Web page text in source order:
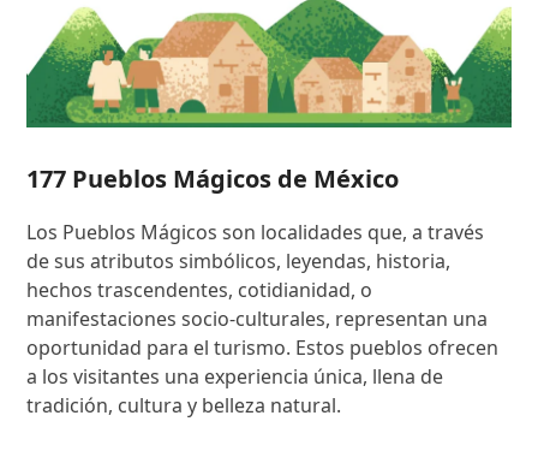
177 Pueblos Mágicos de México
Los Pueblos Mágicos son localidades que, a través
de sus atributos simbólicos, leyendas, historia,
hechos trascendentes, cotidianidad, o
manifestaciones socio-culturales, representan una
oportunidad para el turismo. Estos pueblos ofrecen
a los visitantes una experiencia única, llena de
tradición, cultura y belleza natural.